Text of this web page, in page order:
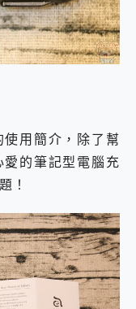
用簡介，除了幫
的筆記型電腦充
！